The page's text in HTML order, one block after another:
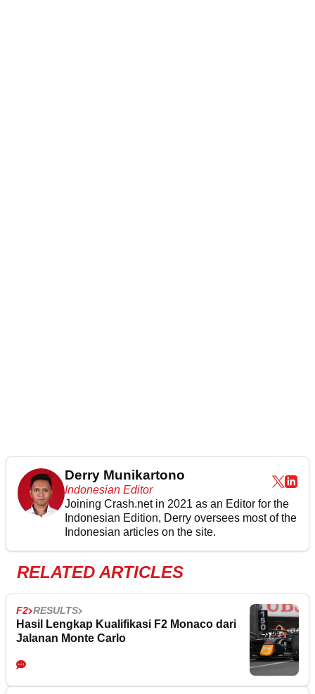
Derry Munikartono
Indonesian Editor
Joining Crash.net in 2021 as an Editor for the
Indonesian Edition, Derry oversees most of the
Indonesian articles on the site.
RELATED ARTICLES
F2 RESULTS
Hasil Lengkap Kualifikasi F2 Monaco dari
Jalanan Monte Carlo